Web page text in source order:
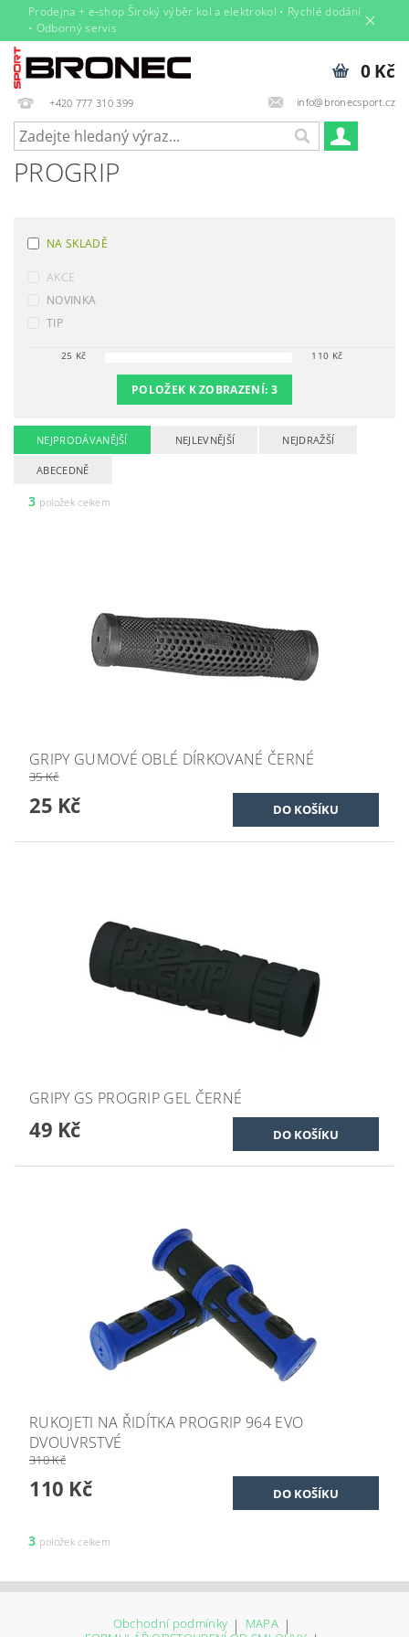
Prodejna + e‑shop Široký výběr kol a elektrokol • Rychlé dodání
• Odborný servis
+420 777 310 399 info@bronecsport.cz
0 Kč
PROGRIP
NA SKLADĚ
AKCE
NOVINKA
TIP
25 Kč 110 Kč
POLOŽEK K ZOBRAZENÍ: 3
NEJPRODÁVANĚJŠÍ NEJLEVNĚJŠÍ NEJDRAŽŠÍ
ABECEDNĚ
3 položek celkem
GRIPY GUMOVÉ OBLÉ DÍRKOVANÉ ČERNÉ
35 Kč
25 Kč
GRIPY GS PROGRIP GEL ČERNÉ
49 Kč
RUKOJETI NA ŘIDÍTKA PROGRIP 964 EVO
DVOUVRSTVÉ
310 Kč
110 Kč
3 položek celkem
Obchodní podmínky | MAPA |